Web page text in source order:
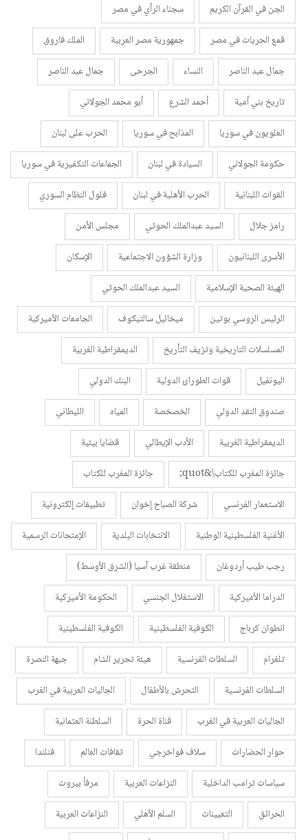
الجن في القرآن الكريم
سجناء الرأي في مصر
قمع الحريات في مصر
جمهورية مصر العربية
الملك فاروق
جمال عبد الناصر
النساء الجرحى
جمال عبد الناصر
تاريخ بني أمية
أحمد الشرع
أبو محمد الجولاني
العلويون في سوريا
المذابح في سوريا
الحرب على لبنان
حكومة الجولاني
السيادة في لبنان
الجماعات التكفيرية في سوريا
القوات اللبنانية
الحرب الأهلية في لبنان
فلول النظام السوري
رامز جلال
السيد عبدالملك الحوثي
مجلس الأمن
الأسرى اللبنانيون
وزارة الشؤون الاجتماعية
الإسكان
الهيئة الصحية الإسلامية
السيد عبدالملك الحوثي
الرئيس الروسي بوتين
ميخائيل سالتيكوف
الجامعات الأميركية
المسلسلات التاريخية وتزيف التأريخ
الديمقراطية الغربية
اليونفيل
قوات الطورائ الدولية
البنك الدولي
صندوق النقد الدولي
الخصخصة المياه
الليطاني
الديمقراطية الغربية
الأدب الإيطالي
قضايا بيئية
جائزة المغرب للكتاب\&quot;
جائزة المغرب للكتاب
الاستعمار الفرنسي
شركة الصباح إخوان
تطبيقات إلكترونية
الأغنية الفلسطينية الوطنية
الانتخابات البلدية
الإمتحانات الرسمية
رجب طيب أردوغان
منطقة غرب آسيا (الشرق الأوسط)
الدراما الأميركية
الاستغلال الجنسي
الحكومة الأميركية
انطوان كرباج
الكوفية الفلسطينية
الكوفية الفلسطينية
تلغرام
السلطات الفرنسية هيئة تحرير الشام
جبهة النصرة
السلطات الفرنسية
التحرش بالأطفال
الجاليات العربية في الغرب
الجاليات العربية في الغرب
قناة الحرة
السلطنة العثمانية
حوار الحضارات
سلاف فواخرجي ثقافات العالم
فنلندا
سياسات ترامب الداخلية
النزاعات العربية
مرفأ بيروت
الحرائق
التعيينات السلم الأهلي
النزاعات العربية